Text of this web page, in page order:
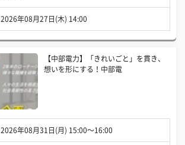
2026年08月27日(木) 14:00
【中部電力】「きれいごと」を貫き、
想いを形にする！中部電
2026年08月31日(月) 15:00〜16:00